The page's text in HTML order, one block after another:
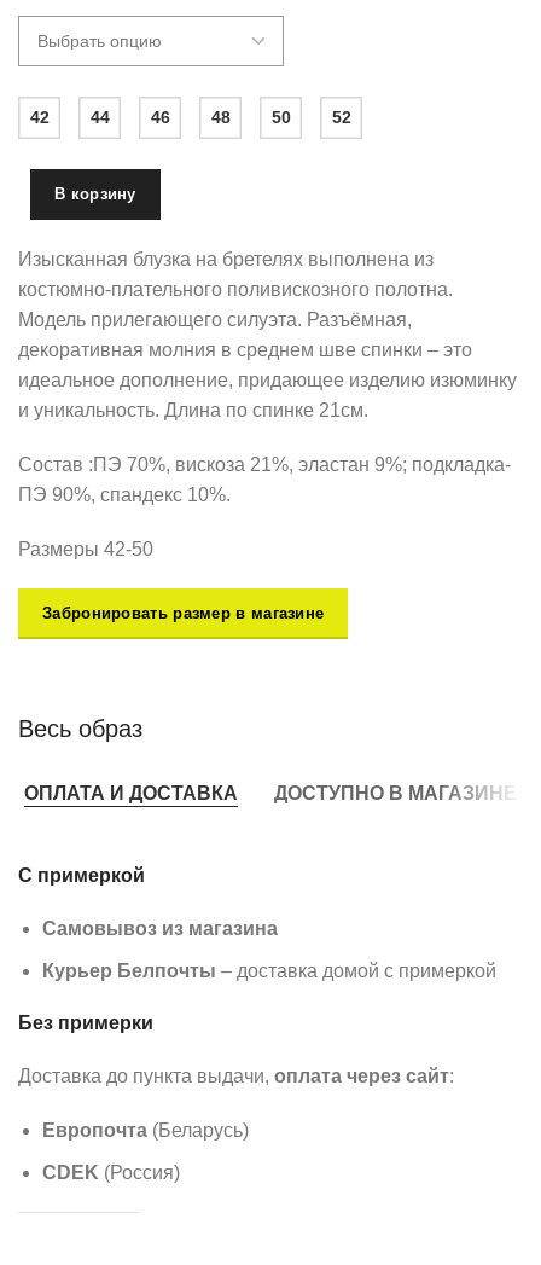
42 44 46 48 50 52
В корзину
Изысканная блузка на бретелях выполнена из
костюмно-плательного поливискозного полотна.
Модель прилегающего силуэта. Разъёмная,
декоративная молния в среднем шве спинки – это
идеальное дополнение, придающее изделию изюминку
и уникальность. Длина по спинке 21см.
Состав :ПЭ 70%, вискоза 21%, эластан 9%; подкладка-
ПЭ 90%, спандекс 10%.
Размеры 42-50
Забронировать размер в магазине
Весь образ
ОПЛАТА И ДОСТАВКА ДОСТУПНО В МАГАЗИНЕ
С примеркой
Самовывоз из магазина
Курьер Белпочты – доставка домой с примеркой
Без примерки
Доставка до пункта выдачи, оплата через сайт:
Европочта (Беларусь)
CDEK (Россия)